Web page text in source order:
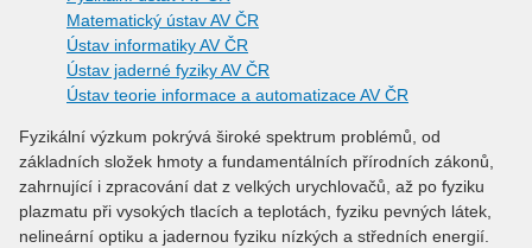
Matematický ústav AV ČR
Ústav informatiky AV ČR
Ústav jaderné fyziky AV ČR
Ústav teorie informace a automatizace AV ČR
Fyzikální výzkum pokrývá široké spektrum problémů, od
základních složek hmoty a fundamentálních přírodních zákonů,
zahrnující i zpracování dat z velkých urychlovačů, až po fyziku
plazmatu při vysokých tlacích a teplotách, fyziku pevných látek,
nelineární optiku a jadernou fyziku nízkých a středních energií.